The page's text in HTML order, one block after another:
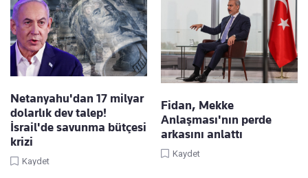
Netanyahu'dan 17 milyar
dolarlık dev talep!
İsrail'de savunma bütçesi
krizi
Kaydet
Fidan, Mekke
Anlaşması'nın perde
arkasını anlattı
Kaydet